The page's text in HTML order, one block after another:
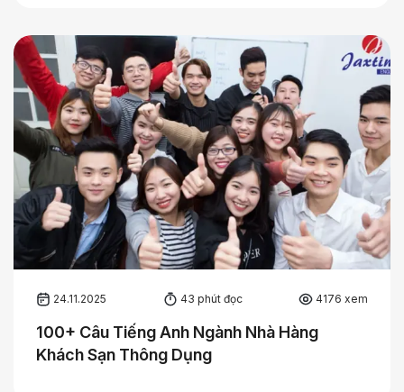
24.11.2025 43 phút đọc 4176 xem
100+ Câu Tiếng Anh Ngành Nhà Hàng
Khách Sạn Thông Dụng